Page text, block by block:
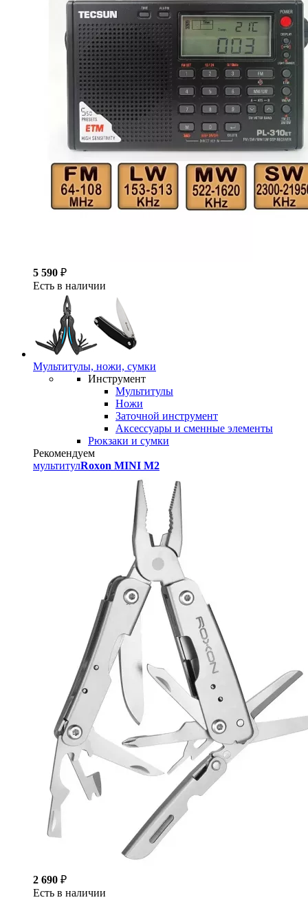
5 590 ₽
Есть в наличии
Мультитулы, ножи, сумки
Инструмент
Мультитулы
Ножи
Заточной инструмент
Аксессуары и сменные элементы
Рюкзаки и сумки
Рекомендуем
мультитулRoxon MINI M2
2 690 ₽
Есть в наличии